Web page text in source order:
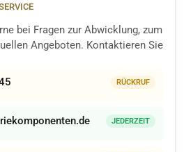
bei Fragen zur Abwicklung, zum
Angeboten. Kontaktieren Sie
RÜCKRUF
JEDERZEIT